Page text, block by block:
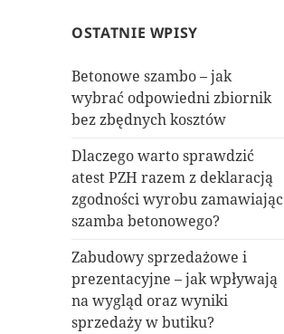
OSTATNIE WPISY
Betonowe szambo – jak
wybrać odpowiedni zbiornik
bez zbędnych kosztów
Dlaczego warto sprawdzić
atest PZH razem z deklaracją
zgodności wyrobu zamawiając
szamba betonowego?
Zabudowy sprzedażowe i
prezentacyjne – jak wpływają
na wygląd oraz wyniki
sprzedaży w butiku?